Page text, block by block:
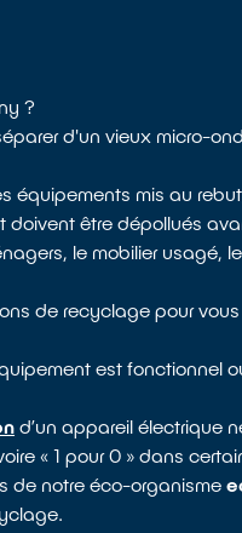
?
d'un vieux micro-
équipements mis au
être dépollués
le mobilier usagé,
de recyclage pour
est fonctionnel
d’un appareil électrique
« 1 pour 0 » dans
de notre éco-organisme